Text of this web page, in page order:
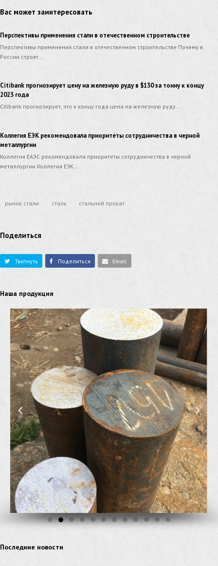
Вас может заинтересовать
Перспективы применения стали в отечественном строительстве​
Перспективы применения стали в отечественном строительстве Почему в
России строят…
Citibank прогнозирует цену на железную руду в $130 за тонну к концу
2023 года
Citibank прогнозирует, что к концу года цена на железную руду…
Коллегия ЕЭК рекомендовала приоритеты сотрудничества в черной
металлургии
Коллегия ЕАЭС рекомендовала приоритеты сотрудничества в черной
металлургии Коллегия ЕЭК…
рынок стали сталь стальной прокат
Поделиться
Твитнуть Поделиться Email
Наша продукция
Последние новости